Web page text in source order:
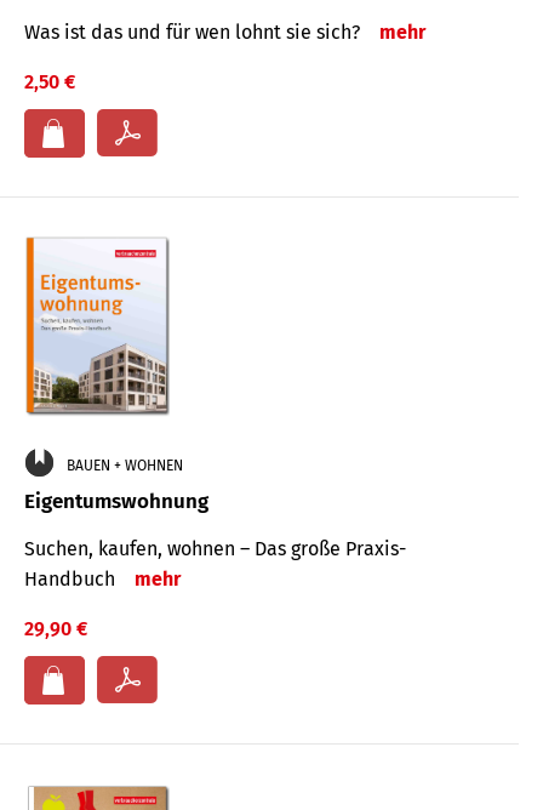
Was ist das und für wen lohnt sie sich? mehr
2,50 €
BAUEN + WOHNEN
Eigentumswohnung
Suchen, kaufen, wohnen – Das große Praxis-
Handbuch
mehr
29,90 €